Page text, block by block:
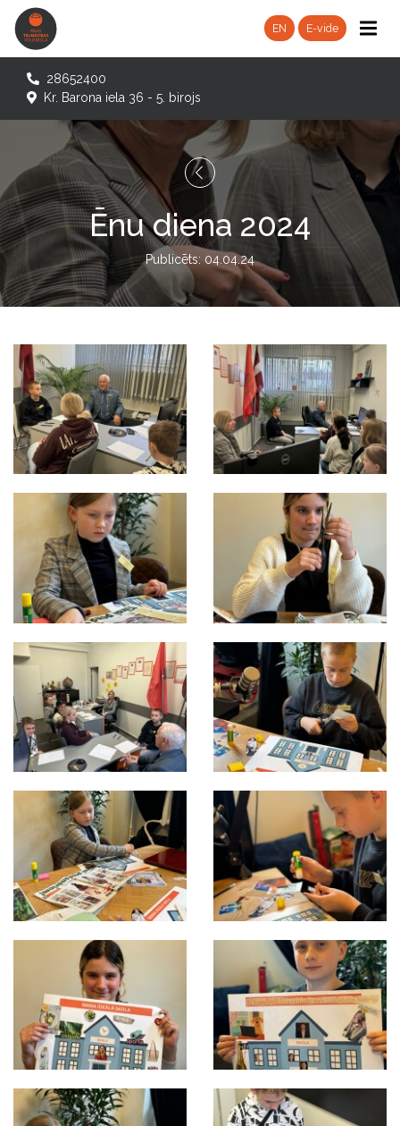
EN E-vide
28652400
Kr. Barona iela 36 - 5. birojs
Ēnu diena 2024
Publicēts: 04.04.24